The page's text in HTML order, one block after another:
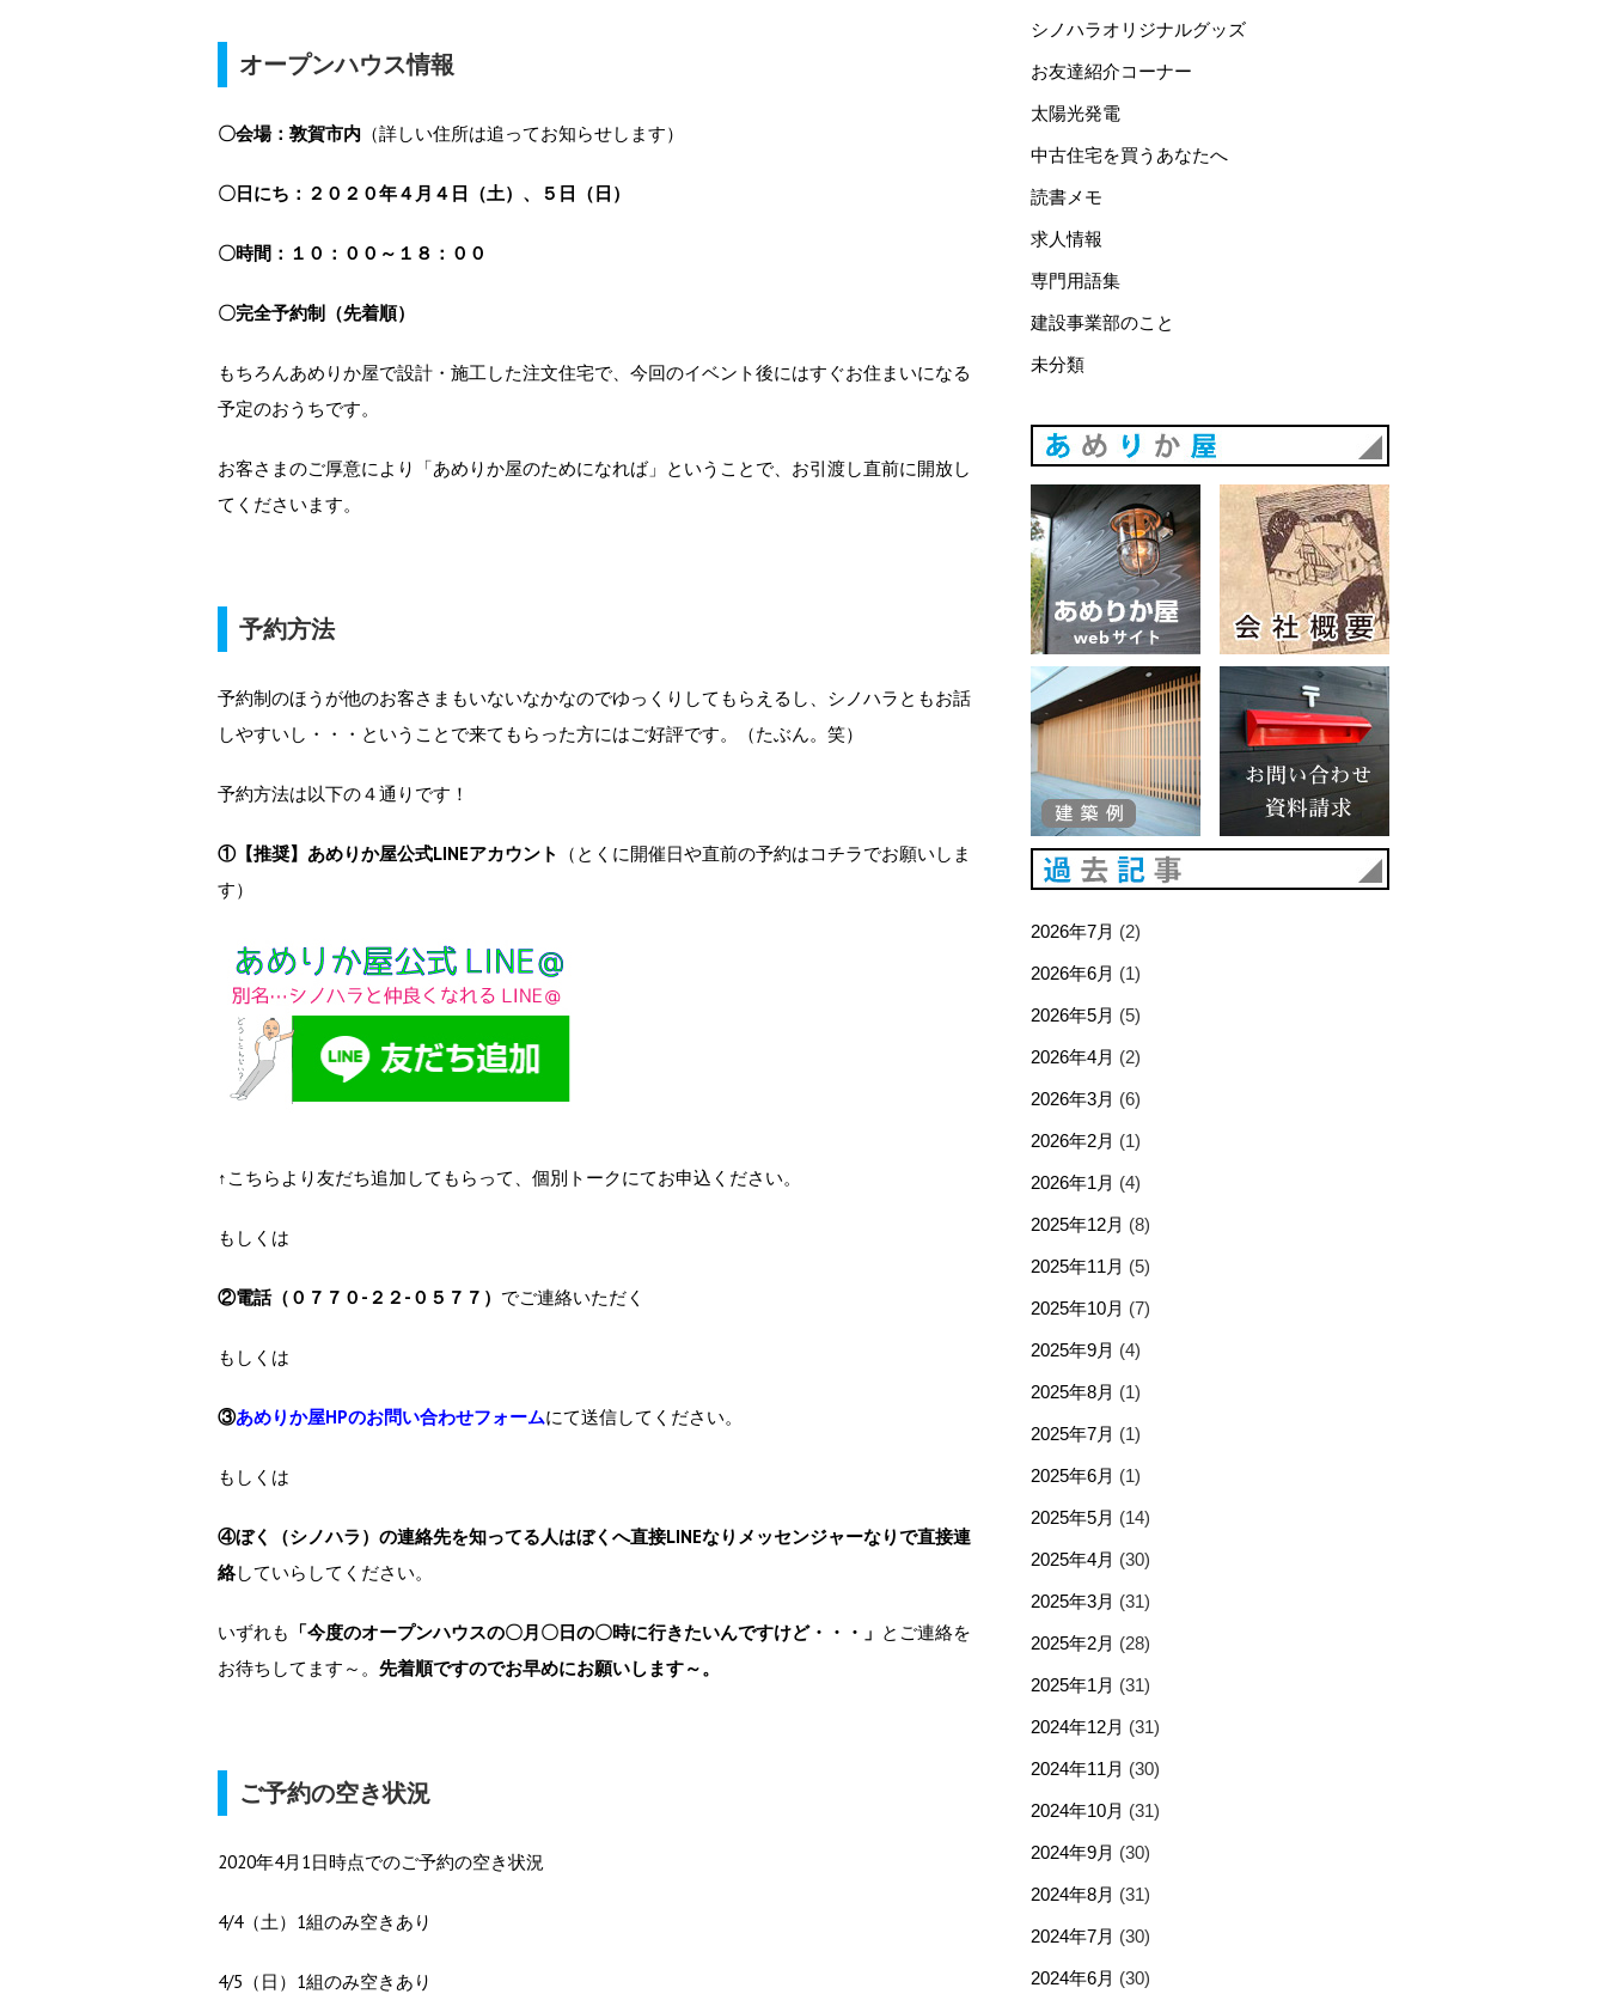
オープンハウス情報
〇会場：敦賀市内 （詳しい住所は追ってお知らせします）
〇日にち：２０２０年４月４日（土）、５日（日）
〇時間：１０：００～１８：００
〇完全予約制（先着順）
もちろんあめりか屋で設計・施工した注文住宅で、今回のイベント後にはすぐお住まいになる
予定のおうちです。
お客さまのご厚意により「あめりか屋のためになれば」ということで、お引渡し直前に開放し
てくださいます。
予約方法
予約制のほうが他のお客さまもいないなかなのでゆっくりしてもらえるし、シノハラともお話
しやすいし・・・ということで来てもらった方にはご好評です。（たぶん。笑）
予約方法は以下の４通りです！
①【推奨】あめりか屋公式LINEアカウント
（とくに開催日や直前の予約はコチラでお願いしま
す）
↑こちらより友だち追加してもらって、個別トークにてお申込ください。
もしくは
②電話（０７７０-２２-０５７７） でご連絡いただく
もしくは
③あめりか屋HPのお問い合わせフォームにて送信してください。
もしくは
④ぼく（シノハラ）の連絡先を知ってる人はぼくへ直接LINEなりメッセンジャーなりで直接連
絡していらしてください。
いずれも 「今度のオープンハウスの〇月〇日の〇時に行きたいんですけど・・・」 とご連絡を
お待ちしてます～。 先着順ですのでお早めにお願いします～。
ご予約の空き状況
2020年4月1日時点でのご予約の空き状況
4/4（土）1組のみ空きあり
4/5（日）1組のみ空きあり
シノハラオリジナルグッズ
お友達紹介コーナー
太陽光発電
中古住宅を買うあなたへ
読書メモ
求人情報
専門用語集
建設事業部のこと
未分類
あめりか屋WEBサイト
2026年7月 (2)
2026年6月 (1)
2026年5月 (5)
2026年4月 (2)
2026年3月 (6)
2026年2月 (1)
2026年1月 (4)
2025年12月 (8)
2025年11月 (5)
2025年10月 (7)
2025年9月 (4)
2025年8月 (1)
2025年7月 (1)
2025年6月 (1)
2025年5月 (14)
2025年4月 (30)
2025年3月 (31)
2025年2月 (28)
2025年1月 (31)
2024年12月 (31)
2024年11月 (30)
2024年10月 (31)
2024年9月 (30)
2024年8月 (31)
2024年7月 (30)
2024年6月 (30)